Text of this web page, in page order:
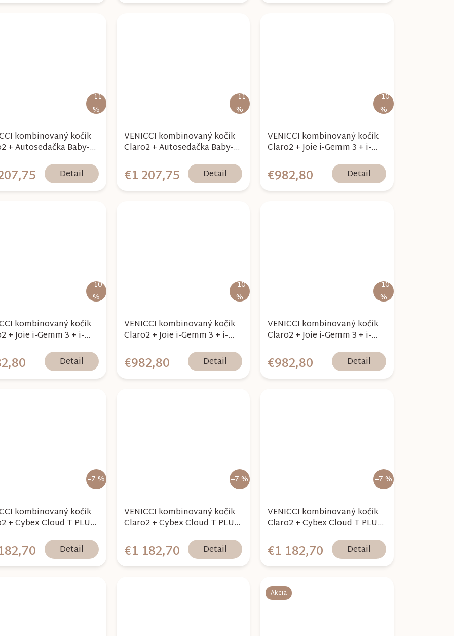
–11
%
kombinovaný kočík
+ Autosedačka Baby-
- Forest 2026 Detail
–11
%
VENICCI kombinovaný kočík
Claro2 + Autosedačka Baby-
Bundle - Caramel 2025
€1 207,75 Detail
–10
%
VENICCI kombinovaný kočík
Claro2 + Joie i-Gemm 3 + i-
€982,80 Detail
–10
%
kombinovaný kočík
+ Joie i-Gemm 3 + i-
Detail
–10
%
VENICCI kombinovaný kočík
Claro2 + Joie i-Gemm 3 + i-
€982,80 Detail
–10
%
VENICCI kombinovaný kočík
Claro2 + Joie i-Gemm 3 + i-
€982,80 Detail
–7 %
kombinovaný kočík
+ Cybex Cloud T PLUS
Detail
–7 %
VENICCI kombinovaný kočík
Claro2 + Cybex Cloud T PLUS
€1 182,70 Detail
–7 %
VENICCI kombinovaný kočík
Claro2 + Cybex Cloud T PLUS
€1 182,70 Detail
Akcia